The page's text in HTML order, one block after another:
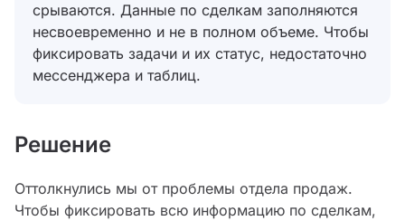
срываются. Данные по сделкам заполняются
несвоевременно и не в полном объеме. Чтобы
фиксировать задачи и их статус, недостаточно
мессенджера и таблиц.
Решение
Оттолкнулись мы от проблемы отдела продаж.
Чтобы фиксировать всю информацию по сделкам,